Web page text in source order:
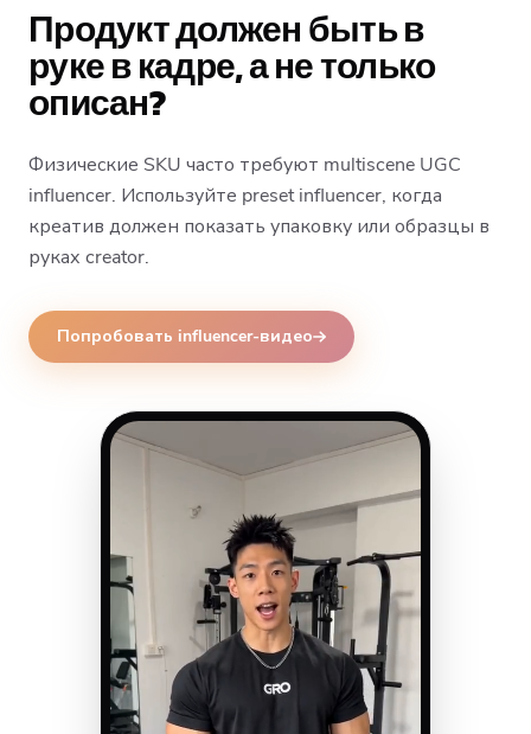
Продукт должен быть в
руке в кадре, а не только
описан?
Физические SKU часто требуют multiscene UGC
influencer. Используйте preset influencer, когда
креатив должен показать упаковку или образцы в
руках creator.
Попробовать influencer-видео